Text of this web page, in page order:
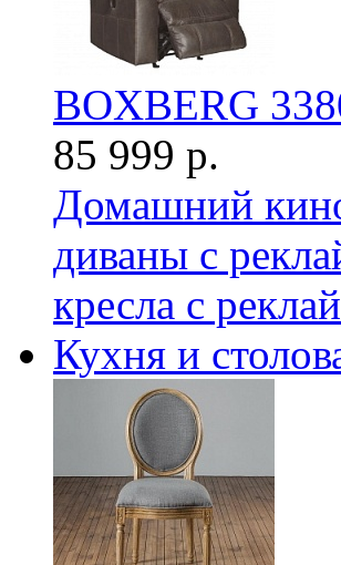
BOXBERG
85 999 р.
Домашний
диваны с
кресла с
Кухня и